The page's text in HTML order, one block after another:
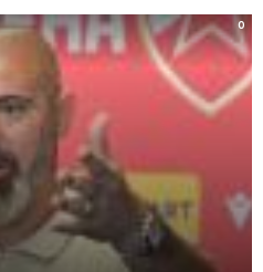
0